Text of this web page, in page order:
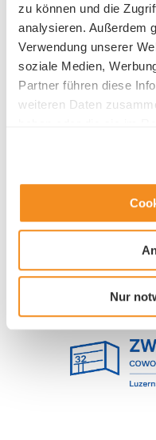
zu können und die
analysieren. Außerdem
Verwendung unserer
soziale Medien,
Partner führen diese
weiteren Daten
Nur
ZWEIUNDDREISSIG
Luzernerstrasse 32
6144 Zell
Coworking